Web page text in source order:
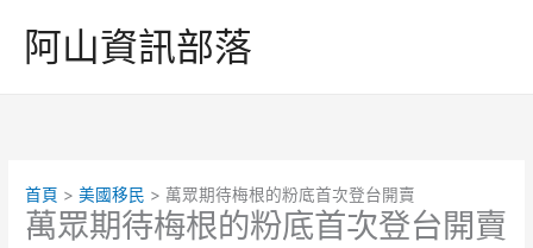
阿山資訊部落
首頁 美國移民 萬眾期待梅根的粉底首次登台開賣
萬眾期待梅根的粉底首次登台開賣